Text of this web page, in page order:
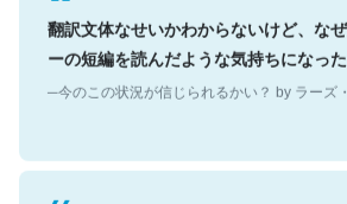
翻訳文体なせいかわからないけど、な
ーの短編を読んだような気持ちになった